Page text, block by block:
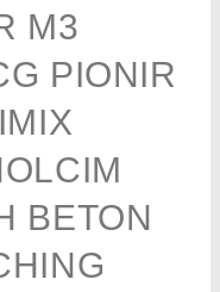
M3
PIONIR
BETON